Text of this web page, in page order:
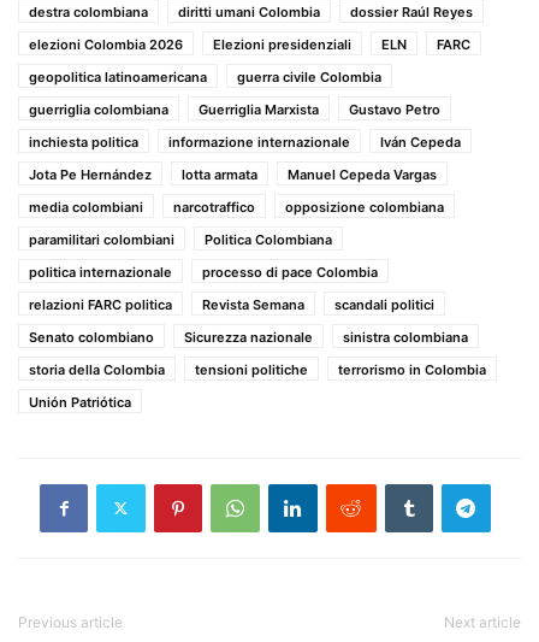
destra colombiana
diritti umani Colombia
dossier Raúl Reyes
elezioni Colombia 2026
Elezioni presidenziali ELN
FARC
geopolitica latinoamericana
guerra civile Colombia
guerriglia colombiana
Guerriglia Marxista
Gustavo Petro
inchiesta politica
informazione internazionale
Iván Cepeda
Jota Pe Hernández
lotta armata
Manuel Cepeda Vargas
media colombiani
narcotraffico
opposizione colombiana
paramilitari colombiani
Politica Colombiana
politica internazionale
processo di pace Colombia
relazioni FARC politica
Revista Semana
scandali politici
Senato colombiano
Sicurezza nazionale
sinistra colombiana
storia della Colombia
tensioni politiche
terrorismo in Colombia
Unión Patriótica
Previous article Next article